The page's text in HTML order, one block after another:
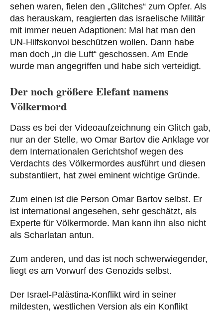
sehen waren, fielen den „Glitches“ zum Opfer. Als
das herauskam, reagierten das israelische Militär
mit immer neuen Adaptionen: Mal hat man den
UN-Hilfskonvoi beschützen wollen. Dann habe
man doch „in die Luft“ geschossen. Am Ende
wurde man angegriffen und habe sich verteidigt.
Der noch größere Elefant namens
Völkermord
Dass es bei der Videoaufzeichnung ein Glitch gab,
nur an der Stelle, wo Omar Bartov die Anklage vor
dem Internationalen Gerichtshof wegen des
Verdachts des Völkermordes ausführt und diesen
substantiiert, hat zwei eminent wichtige Gründe.
Zum einen ist die Person Omar Bartov selbst. Er
ist international angesehen, sehr geschätzt, als
Experte für Völkermorde. Man kann ihn also nicht
als Scharlatan antun.
Zum anderen, und das ist noch schwerwiegender,
liegt es am Vorwurf des Genozids selbst.
Der Israel-Palästina-Konflikt wird in seiner
mildesten, westlichen Version als ein Konflikt